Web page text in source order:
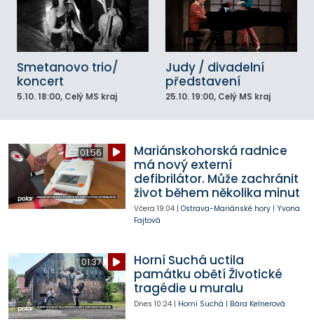
Smetanovo trio/
koncert
5.10. 18:00, Celý MS kraj
Judy / divadelní
představení
25.10. 19:00, Celý MS kraj
01:56
Mariánskohorská radnice
má nový externí
defibrilátor. Může zachránit
život během několika minut
Včera 19:04| Ostrava-Mariánské hory| Yvona
Fajtová
01:37
Horní Suchá uctila
památku obětí Životické
tragédie u muralu
Dnes 10:24| Horní Suchá | Bára Kelnerová